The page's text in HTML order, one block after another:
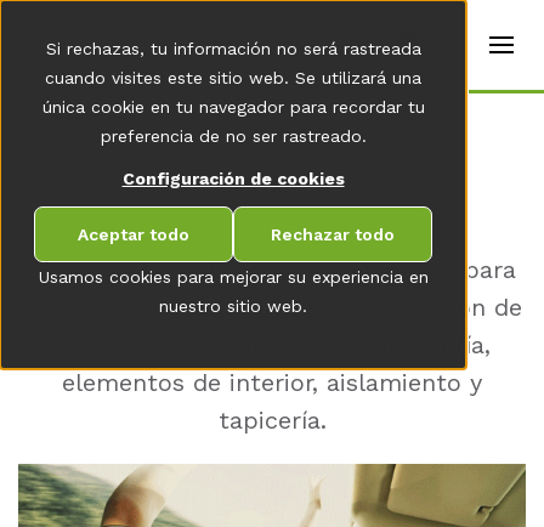
Usamos cookies para mejorar su experiencia en
nuestro sitio web.
Si rechazas, tu información no será rastreada
cuando visites este sitio web. Se utilizará una
única cookie en tu navegador para recordar tu
preferencia de no ser rastreado.
Configuración de cookies
Aceptar todo Rechazar todo
t
r
s
E
n
s
)
AU­TOMÓVIL
Sistemas de aplicación de adhesivos para
el montaje de vehículos y la fabricación de
componentes, tales como carrocería,
elementos de interior, aislamiento y
tapicería.